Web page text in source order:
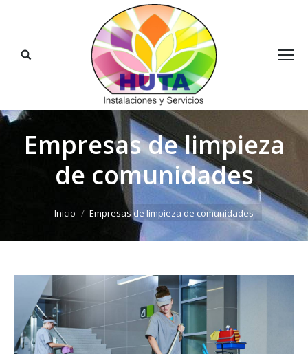
Buscar:
Empresas de limpieza
de comunidades
Inicio Empresas de limpieza de comunidades